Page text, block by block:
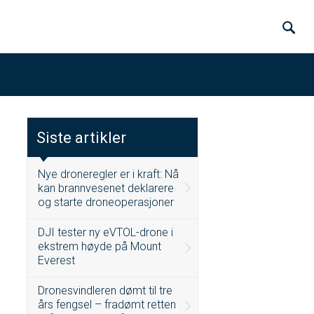
Siste artikler
Nye droneregler er i kraft: Nå
kan brannvesenet deklarere
og starte droneoperasjoner
DJI tester ny eVTOL-drone i
ekstrem høyde på Mount
Everest
Dronesvindleren dømt til tre
års fengsel – fradømt retten